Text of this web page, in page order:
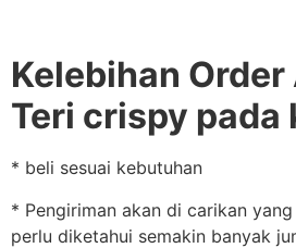
Kelebihan Order
Teri crispy pada
* beli sesuai kebutuhan
* Pengiriman akan di carikan
perlu diketahui semakin banyak